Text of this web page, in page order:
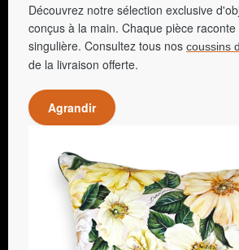
Découvrez notre sélection exclusive
conçus à la main. Chaque pièce
singulière. Consultez tous nos coussins
de la livraison offerte.
Agrandir